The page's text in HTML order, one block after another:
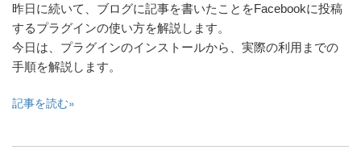
昨日に続いて、ブログに記事を書いたことをFacebookに投稿
するプラグインの使い方を解説します。
今日は、プラグインのインストールから、実際の利用までの
手順を解説します。
記事を読む